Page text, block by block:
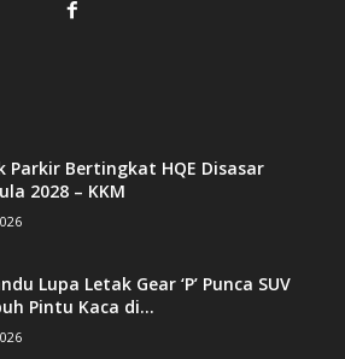
Parkir Bertingkat HQE Disasar
2028 – KKM
Lupa Letak Gear ‘P’ Punca SUV
Pintu Kaca di...